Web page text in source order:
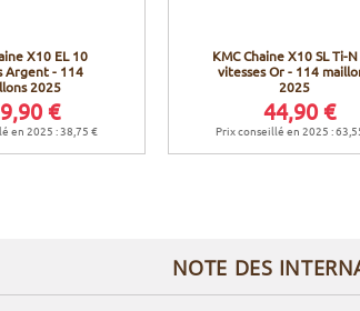
X10 EL 10
Argent - 114
2025
€
en 2025 : 38,75 €
KMC Chaine X10 SL Ti-
vitesses Or - 114
2025
44,90 €
Prix conseillé en 2025 :
NOTE DES